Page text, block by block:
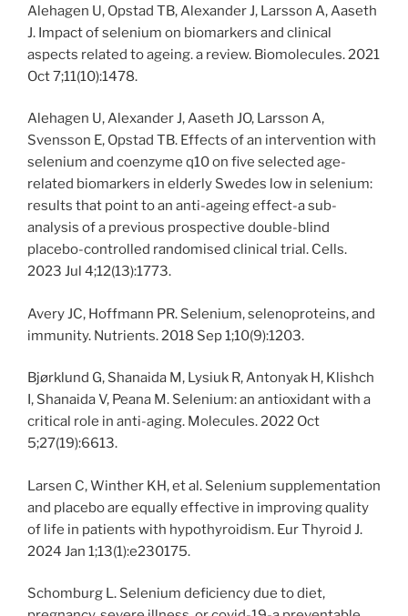
Alehagen U, Opstad TB, Alexander J, Larsson A, Aaseth
J. Impact of selenium on biomarkers and clinical
aspects related to ageing. a review. Biomolecules. 2021
Oct 7;11(10):1478.
Alehagen U, Alexander J, Aaseth JO, Larsson A,
Svensson E, Opstad TB. Effects of an intervention with
selenium and coenzyme q10 on five selected age-
related biomarkers in elderly Swedes low in selenium:
results that point to an anti-ageing effect-a sub-
analysis of a previous prospective double-blind
placebo-controlled randomised clinical trial. Cells.
2023 Jul 4;12(13):1773.
Avery JC, Hoffmann PR. Selenium, selenoproteins, and
immunity. Nutrients. 2018 Sep 1;10(9):1203.
Bjørklund G, Shanaida M, Lysiuk R, Antonyak H, Klishch
I, Shanaida V, Peana M. Selenium: an antioxidant with a
critical role in anti-aging. Molecules. 2022 Oct
5;27(19):6613.
Larsen C, Winther KH, et al. Selenium supplementation
and placebo are equally effective in improving quality
of life in patients with hypothyroidism. Eur Thyroid J.
2024 Jan 1;13(1):e230175.
Schomburg L. Selenium deficiency due to diet,